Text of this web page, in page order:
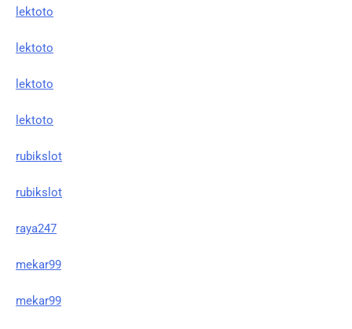
lektoto
lektoto
lektoto
lektoto
rubikslot
rubikslot
raya247
mekar99
mekar99